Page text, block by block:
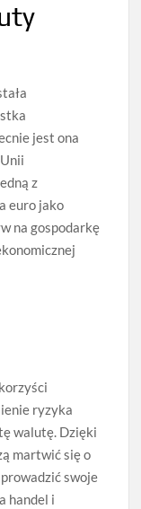
jest ona
z
euro jako
na gospodarkę
ryzyka
walutę. Dzięki
martwić się o
swoje
handel i